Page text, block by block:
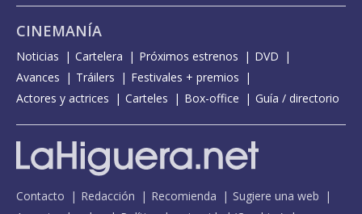
The Funeral
The Funeral - Big Weekend 2022
The Funeral - con letra
The Funeral - Glastonbury 2022
Tissues - BBC Radio 1 Live Lounge
Tissues - Jimmy Kimmel Live! 2022
CINEMANÍA
Noticias Cartelera Próximos estrenos
DVD
Avances
Tráilers
Festivales + premios
Actores y actrices
Carteles Box-office Guía / directorio
Contacto Redacción Recomienda
Sugiere una web